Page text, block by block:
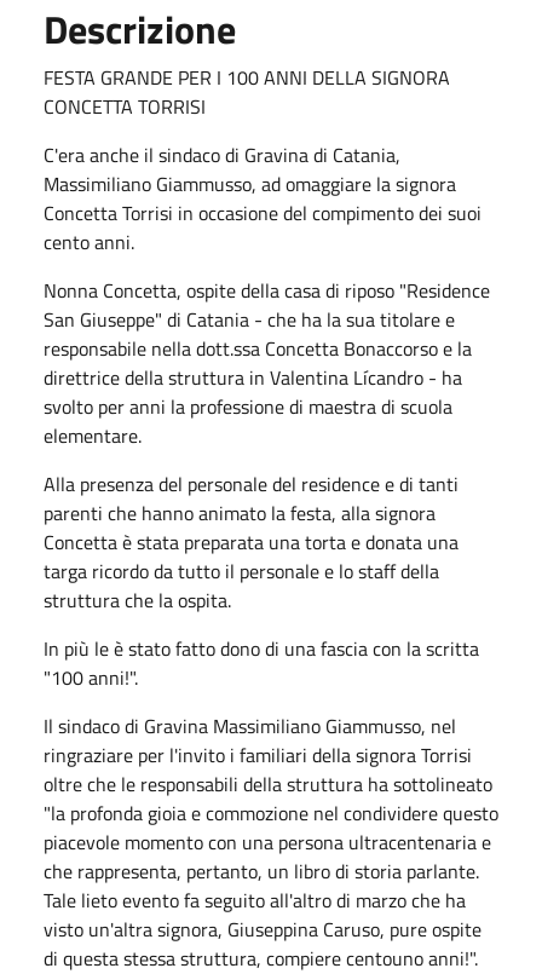
Descrizione
FESTA GRANDE PER I 100 ANNI DELLA SIGNORA
CONCETTA TORRISI
C'era anche il sindaco di Gravina di Catania,
Massimiliano Giammusso, ad omaggiare la signora
Concetta Torrisi in occasione del compimento dei suoi
cento anni.
Nonna Concetta, ospite della casa di riposo "Residence
San Giuseppe" di Catania - che ha la sua titolare e
responsabile nella dott.ssa Concetta Bonaccorso e la
direttrice della struttura in Valentina Lícandro - ha
svolto per anni la professione di maestra di scuola
elementare.
Alla presenza del personale del residence e di tanti
parenti che hanno animato la festa, alla signora
Concetta è stata preparata una torta e donata una
targa ricordo da tutto il personale e lo staff della
struttura che la ospita.
In più le è stato fatto dono di una fascia con la scritta
"100 anni!".
Il sindaco di Gravina Massimiliano Giammusso, nel
ringraziare per l'invito i familiari della signora Torrisi
oltre che le responsabili della struttura ha sottolineato
"la profonda gioia e commozione nel condividere questo
piacevole momento con una persona ultracentenaria e
che rappresenta, pertanto, un libro di storia parlante.
Tale lieto evento fa seguito all'altro di marzo che ha
visto un'altra signora, Giuseppina Caruso, pure ospite
di questa stessa struttura, compiere centouno anni!".